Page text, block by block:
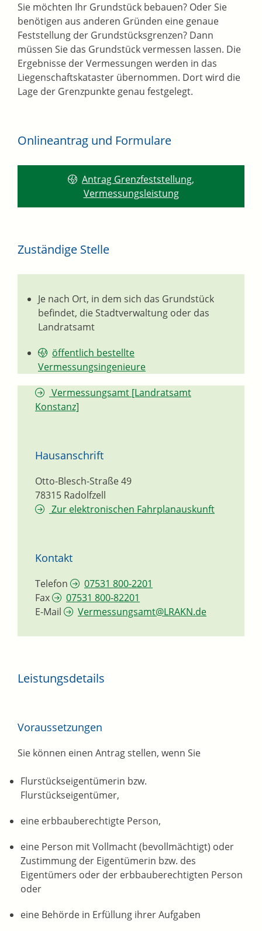
Sie möchten Ihr Grundstück bebauen? Oder Sie
benötigen aus anderen Gründen eine genaue
Feststellung der Grundstücksgrenzen? Dann
müssen Sie das Grundstück vermessen lassen. Die
Ergebnisse der Vermessungen werden in das
Liegenschaftskataster übernommen. Dort wird die
Lage der Grenzpunkte genau festgelegt.
Onlineantrag und Formulare
Antrag Grenzfeststellung,
Vermessungsleistung
Zuständige Stelle
Je nach Ort, in dem sich das Grundstück
befindet, die Stadtverwaltung oder das
Landratsamt
öffentlich bestellte
Vermessungsingenieure
Vermessungsamt [Landratsamt
Konstanz]
Hausanschrift
Otto-Blesch-Straße 49
78315 Radolfzell
Zur elektronischen Fahrplanauskunft
Kontakt
Telefon
07531 800-2201
Fax
07531 800-82201
E-Mail
Vermessungsamt@LRAKN.de
Leistungsdetails
Voraussetzungen
Sie können einen Antrag stellen, wenn Sie
Flurstückseigentümerin bzw.
Flurstückseigentümer,
eine erbbauberechtigte Person,
eine Person mit Vollmacht (bevollmächtigt) oder
Zustimmung der Eigentümerin bzw. des
Eigentümers oder der erbbauberechtigten Person
oder
eine Behörde in Erfüllung ihrer Aufgaben